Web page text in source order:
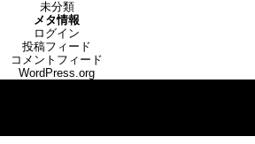
未分類
メタ情報
ログイン
投稿フィード
コメントフィード
WordPress.org